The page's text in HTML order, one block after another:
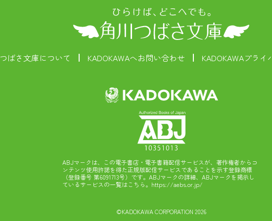
つばさ文庫について KADOKAWAへお問い合わせ KADOKAWAプラ
ABJマークは、この電子書店・電子書籍配信サービスが、著作権者からコ
ンテンツ使用許諾を得た正規版配信サービスであることを示す登録商標
（登録番号 第6091713号）です。ABJマークの詳細、ABJマークを掲示し
ているサービスの一覧はこちら。 https://aebs.or.jp/
©KADOKAWA CORPORATION 2026